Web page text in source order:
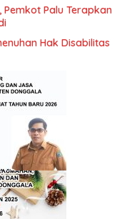
Pemkot Palu Terapkan
Hak Disabilitas